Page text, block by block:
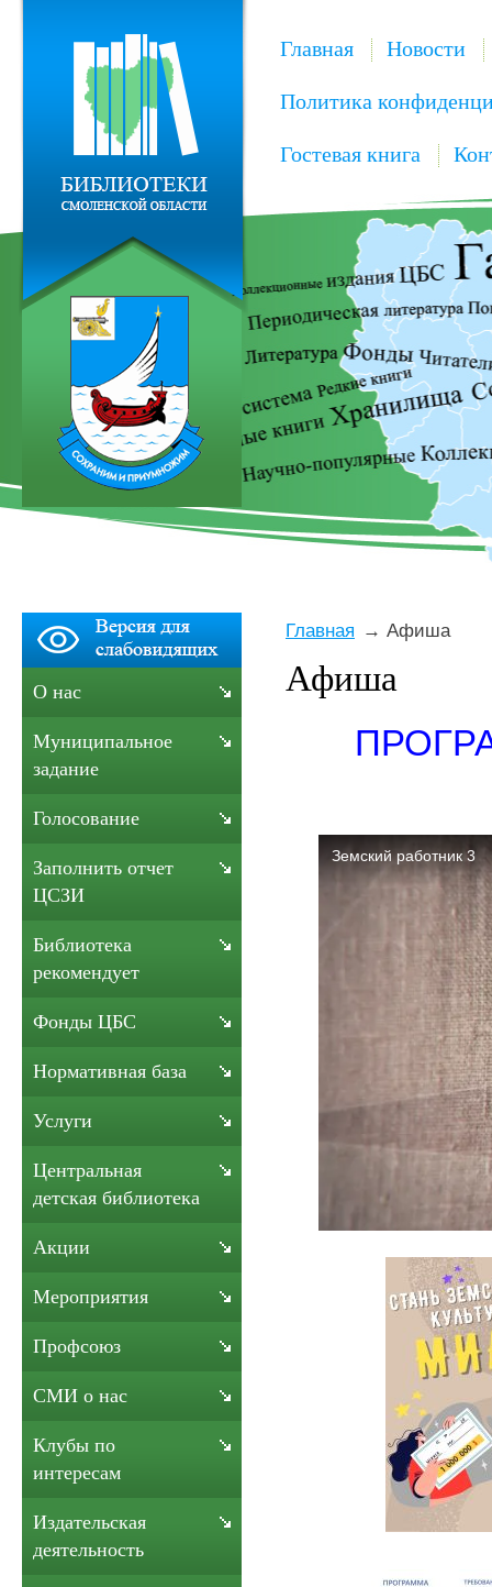
Главная Новости
Политика
Гостевая книга
Главная Афиша
Афиша
О нас
Муниципальное
задание
Голосование
Заполнить отчет
ЦСЗИ
Библиотека
рекомендует
Фонды ЦБС
Нормативная база
Услуги
Центральная
детская библиотека
Акции
Мероприятия
Профсоюз
СМИ о нас
Клубы по
интересам
Издательская
деятельность